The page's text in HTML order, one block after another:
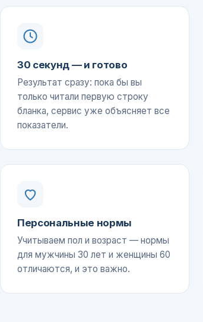
30 секунд — и готово
Результат сразу: пока бы вы
только читали первую строку
бланка, сервис уже объясняет все
показатели.
Персональные нормы
Учитываем пол и возраст — нормы
для мужчины 30 лет и женщины 60
отличаются, и это важно.